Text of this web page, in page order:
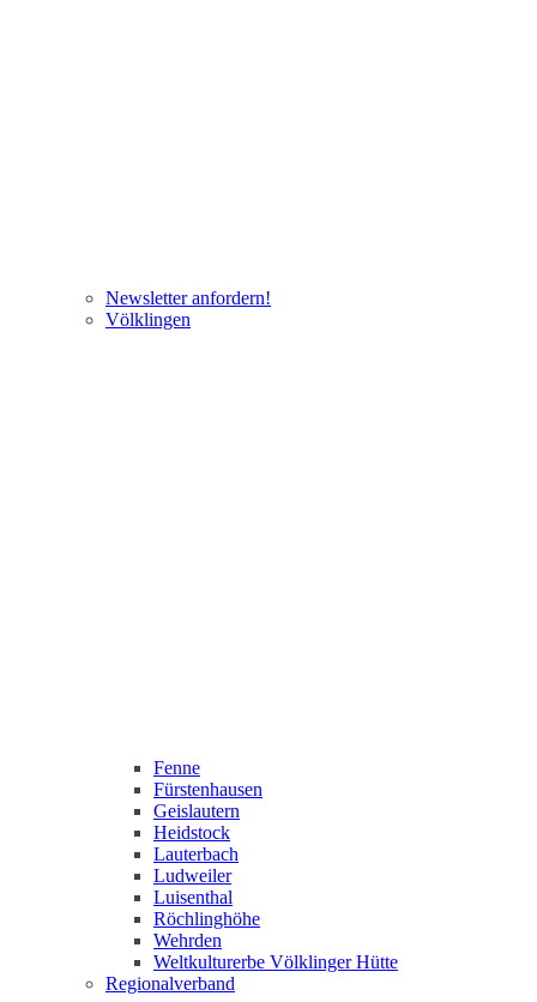
Newsletter anfordern!
Völklingen
Fenne
Fürstenhausen
Geislautern
Heidstock
Lauterbach
Ludweiler
Luisenthal
Röchlinghöhe
Wehrden
Weltkulturerbe Völklinger Hütte
Regionalverband